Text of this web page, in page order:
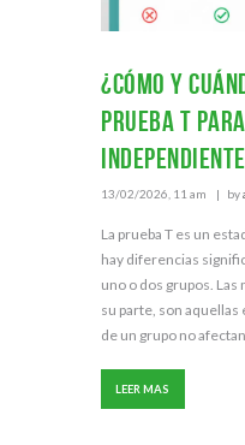
¿Cómo y
prueba T
13/02/2026, 11 am by
La prueba T es un
hay diferencias
uno o dos grupos.
su parte, son aquellas
de un grupo no
LEER MAS